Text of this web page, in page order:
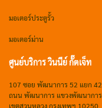
มอเตอร์ประตูรั้ว
มอเตอร์ม่าน
ศูนย์บริการ วินนีย์ กั๊ตเจ็ท
107 ซอย พัฒนาการ 52 แยก 42
ถนน พัฒนาการ แขวงพัฒนาการ
เขตสวนหลวง กรุงเทพฯ 10250